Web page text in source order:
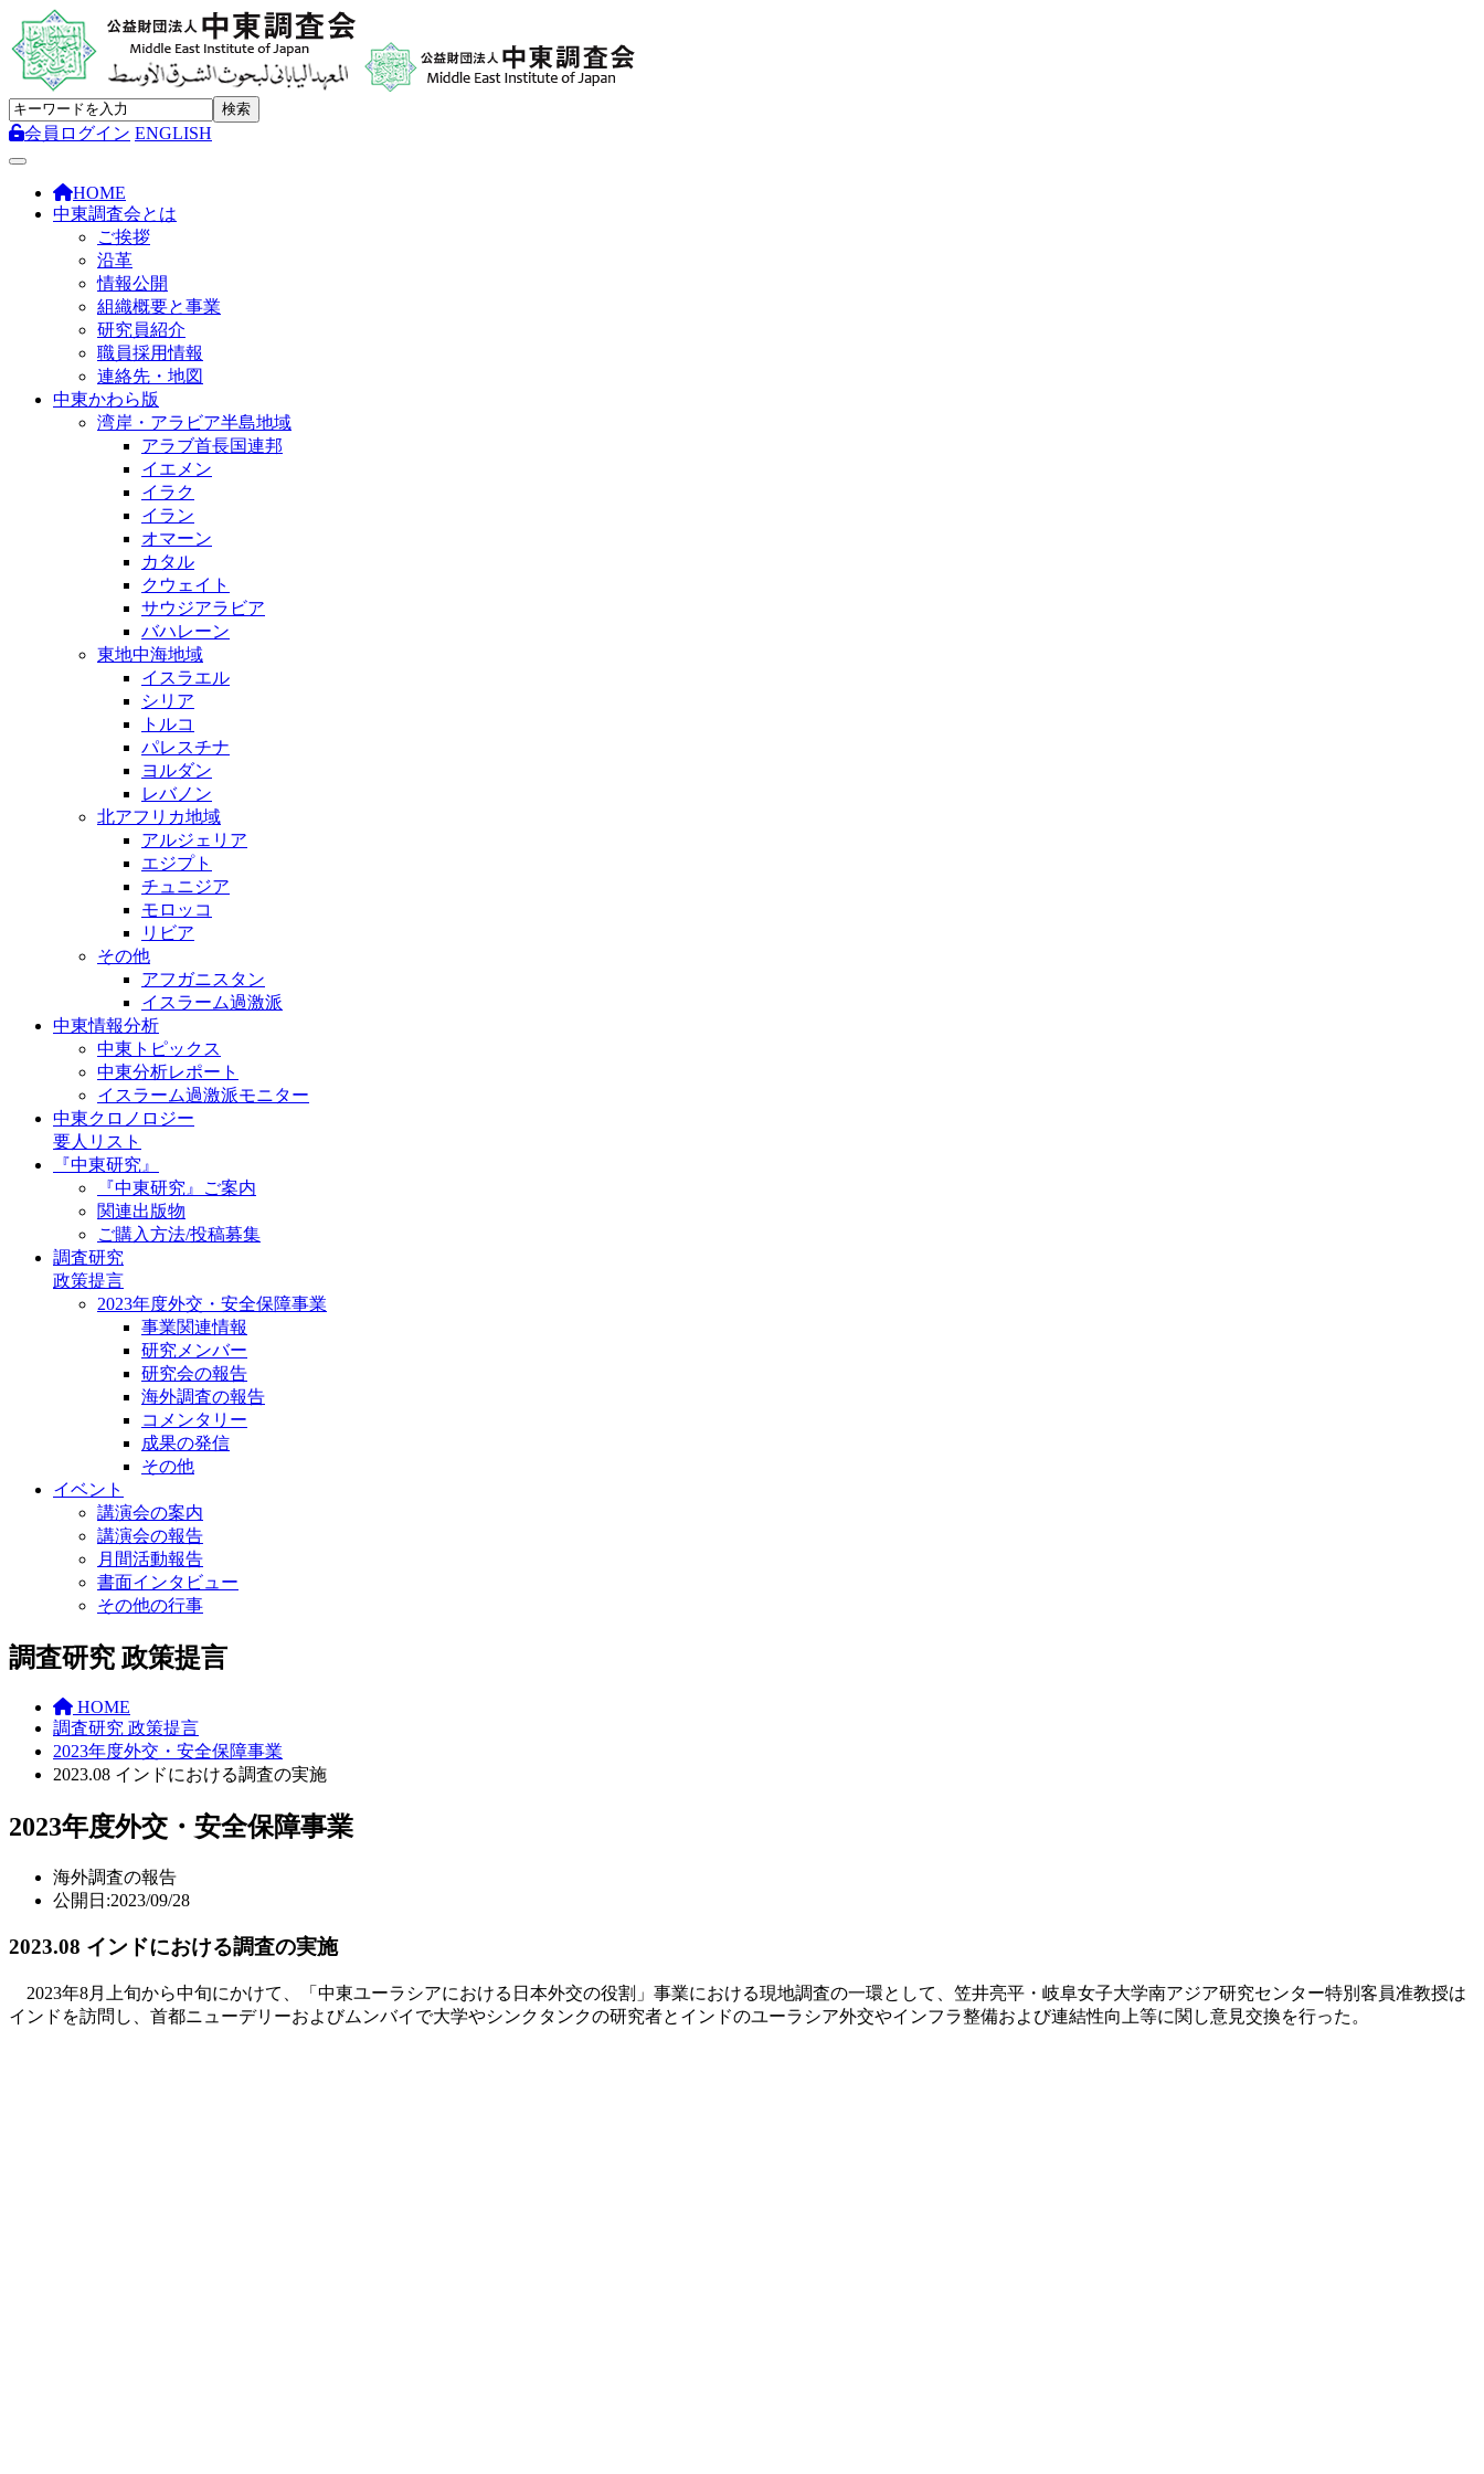
会員ログイン ENGLISH
Toggle navigation
HOME
中東調査会とは
ご挨拶
沿革
情報公開
組織概要と事業
研究員紹介
職員採用情報
連絡先・地図
中東かわら版
湾岸・アラビア半島地域
アラブ首長国連邦
イエメン
イラク
イラン
オマーン
カタル
クウェイト
サウジアラビア
バハレーン
東地中海地域
イスラエル
シリア
トルコ
パレスチナ
ヨルダン
レバノン
北アフリカ地域
アルジェリア
エジプト
チュニジア
モロッコ
リビア
その他
アフガニスタン
イスラーム過激派
中東情報分析
中東トピックス
中東分析レポート
イスラーム過激派モニター
中東クロノロジー
要人リスト
『中東研究』
『中東研究』ご案内
関連出版物
ご購入方法/投稿募集
調査研究
政策提言
2023年度外交・安全保障事業
事業関連情報
研究メンバー
研究会の報告
海外調査の報告
コメンタリー
成果の発信
その他
イベント
講演会の案内
講演会の報告
月間活動報告
書面インタビュー
その他の行事
調査研究 政策提言
HOME
調査研究 政策提言
2023年度外交・安全保障事業
2023.08 インドにおける調査の実施
2023年度外交・安全保障事業
海外調査の報告
公開日:2023/09/28
2023.08 インドにおける調査の実施
2023年8月上旬から中旬にかけて、「中東ユーラシアにおける日本外交の役割」事業における現地調査の一環として、笠井亮平・岐阜女子大学南アジア研究センター特別客員准教授は
インドを訪問し、首都ニューデリーおよびムンバイで大学やシンクタンクの研究者とインドのユーラシア外交やインフラ整備および連結性向上等に関し意見交換を行った。